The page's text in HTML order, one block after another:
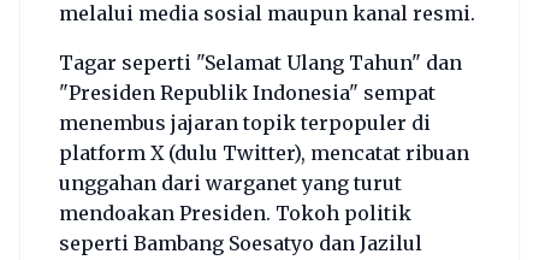
melalui media sosial maupun kanal resmi.
Tagar seperti "Selamat Ulang Tahun" dan
"Presiden Republik Indonesia" sempat
menembus jajaran topik terpopuler di
platform X (dulu Twitter), mencatat ribuan
unggahan dari warganet yang turut
mendoakan Presiden. Tokoh politik
seperti Bambang Soesatyo dan Jazilul